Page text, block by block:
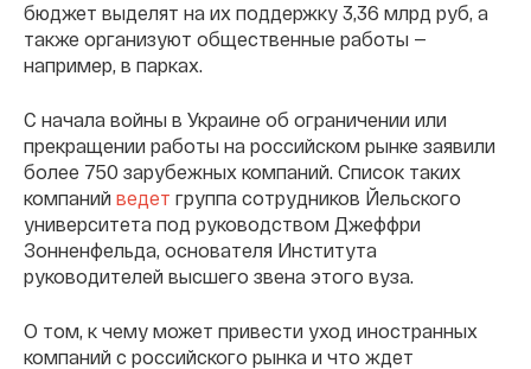
бюджет выделят на их поддержку 3,36 млрд руб, а
также организуют общественные работы —
например, в парках.
С начала войны в Украине об ограничении или
прекращении работы на российском рынке заявили
более 750 зарубежных компаний. Список таких
компаний ведет группа сотрудников Йельского
университета под руководством Джеффри
Зонненфельда, основателя Института
руководителей высшего звена этого вуза.
О том, к чему может привести уход иностранных
компаний с российского рынка и что ждет